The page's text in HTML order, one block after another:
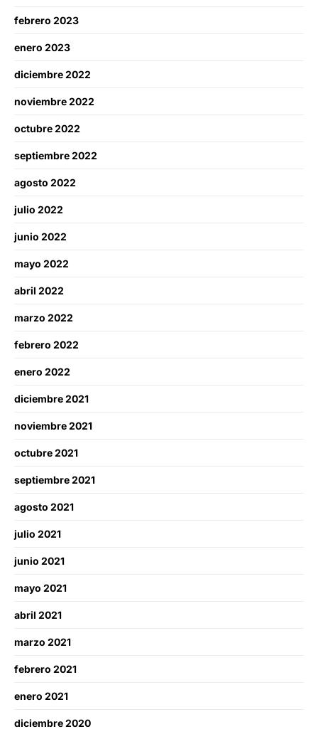
febrero 2023
enero 2023
diciembre 2022
noviembre 2022
octubre 2022
septiembre 2022
agosto 2022
julio 2022
junio 2022
mayo 2022
abril 2022
marzo 2022
febrero 2022
enero 2022
diciembre 2021
noviembre 2021
octubre 2021
septiembre 2021
agosto 2021
julio 2021
junio 2021
mayo 2021
abril 2021
marzo 2021
febrero 2021
enero 2021
diciembre 2020